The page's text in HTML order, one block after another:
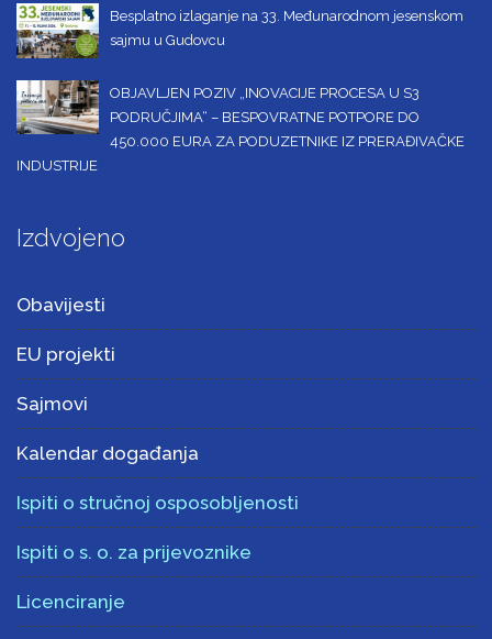
Besplatno izlaganje na 33. Međunarodnom jesenskom
sajmu u Gudovcu
OBJAVLJEN POZIV „INOVACIJE PROCESA U S3
PODRUČJIMA“ – BESPOVRATNE POTPORE DO
450.000 EURA ZA PODUZETNIKE IZ PRERAĐIVAČKE
INDUSTRIJE
Izdvojeno
Obavijesti
EU projekti
Sajmovi
Kalendar događanja
Ispiti o stručnoj osposobljenosti
Ispiti o s. o. za prijevoznike
Licenciranje